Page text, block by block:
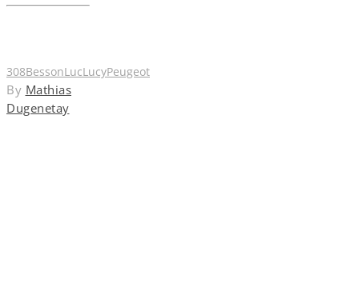
308BessonLucLucyPeugeot
By Mathias
Dugenetay